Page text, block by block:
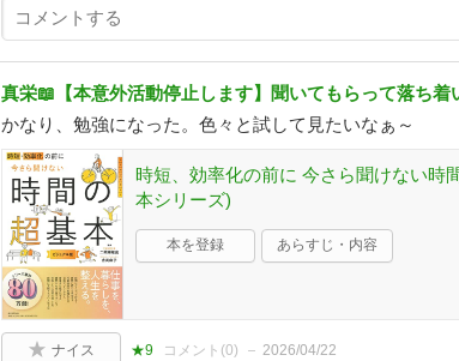
真栄📖【本意外活動停止します】聞いてもらって落ち
かなり、勉強になった。色々と試して見たいなぁ～
時短、効率化の前に 今さら聞けない時
本シリーズ)
本を登録 あらすじ・内容
ナイス ★9 コメント(0) 2026/04/22